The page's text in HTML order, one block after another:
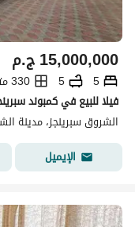
ج.م15,000,000
5
5
330 متر مربع
فيلا للبيع في كمبوند
الشروق سبرينجز، مدينة
الإيميل